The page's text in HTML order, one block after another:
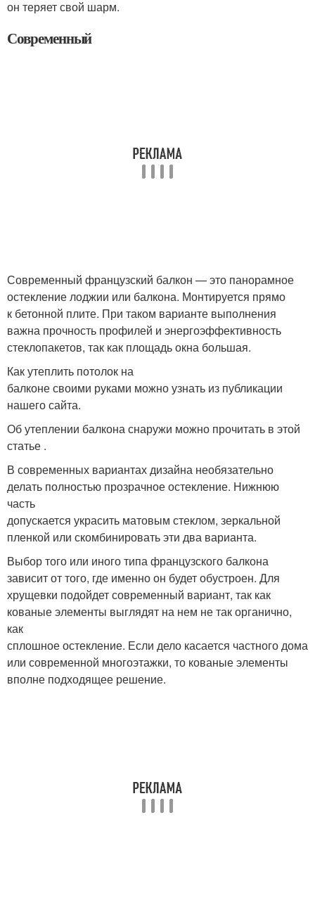
он теряет свой шарм.
Современный
Современный французский балкон — это панорамное
остекление лоджии или балкона. Монтируется прямо
к бетонной плите. При таком варианте выполнения
важна прочность профилей и энергоэффективность
стеклопакетов, так как площадь окна большая.
Как утеплить потолок на
балконе своими руками можно узнать из публикации
нашего сайта.
Об утеплении балкона снаружи можно прочитать в этой
статье .
В современных вариантах дизайна необязательно
делать полностью прозрачное остекление. Нижнюю
часть
допускается украсить матовым стеклом, зеркальной
пленкой или скомбинировать эти два варианта.
Выбор того или иного типа французского балкона
зависит от того, где именно он будет обустроен. Для
хрущевки подойдет современный вариант, так как
кованые элементы выглядят на нем не так органично,
как
сплошное остекление. Если дело касается частного дома
или современной многоэтажки, то кованые элементы
вполне подходящее решение.